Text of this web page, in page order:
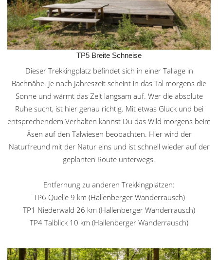
TP5 Breite Schneise
Dieser Trekkingplatz befindet sich in einer Tallage in
Bachnähe. Je nach Jahreszeit scheint in das Tal morgens die
Sonne und wärmt das Zelt langsam auf. Wer die absolute
Ruhe sucht, ist hier genau richtig. Mit etwas Glück und bei
entsprechendem Verhalten kannst Du das Wild morgens beim
Äsen auf den Talwiesen beobachten. Hier wird der
Naturfreund mit der Natur eins und ist schnell wieder auf der
geplanten Route unterwegs.
Entfernung zu anderen Trekkingplätzen:
TP6 Quelle 9 km (Hallenberger Wanderrausch)
TP1 Niederwald 26 km (Hallenberger Wanderrausch)
TP4 Talblick 10 km (Hallenberger Wanderrausch)